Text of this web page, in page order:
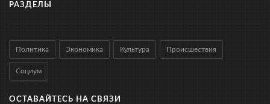
РАЗДЕЛЫ
Политика Экономика Культура Происшествия
Социум
ОСТАВАЙТЕСЬ НА СВЯЗИ